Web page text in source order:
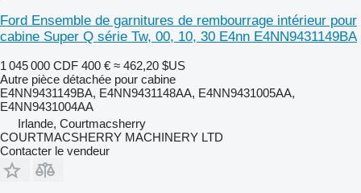
Ford Ensemble de garnitures de rembourrage intérieur pour
cabine Super Q série Tw, 00, 10, 30 E4nn E4NN9431149BA
1 045 000 CDF 400 € ≈ 462,20 $US
Autre pièce détachée pour cabine
E4NN9431149BA, E4NN9431148AA, E4NN9431005AA,
E4NN9431004AA
Irlande, Courtmacsherry
COURTMACSHERRY MACHINERY LTD
Contacter le vendeur